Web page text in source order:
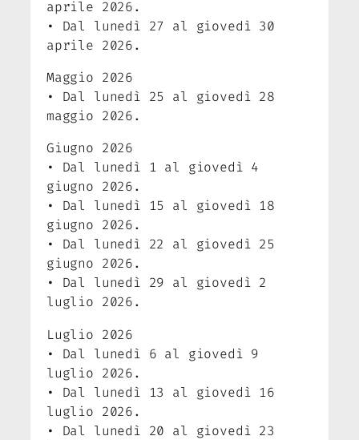
aprile 2026.
• Dal lunedì 27 al giovedì 30
aprile 2026.
Maggio 2026
• Dal lunedì 25 al giovedì 28
maggio 2026.
Giugno 2026
• Dal lunedì 1 al giovedì 4
giugno 2026.
• Dal lunedì 15 al giovedì 18
giugno 2026.
• Dal lunedì 22 al giovedì 25
giugno 2026.
• Dal lunedì 29 al giovedì 2
luglio 2026.
Luglio 2026
• Dal lunedì 6 al giovedì 9
luglio 2026.
• Dal lunedì 13 al giovedì 16
luglio 2026.
• Dal lunedì 20 al giovedì 23